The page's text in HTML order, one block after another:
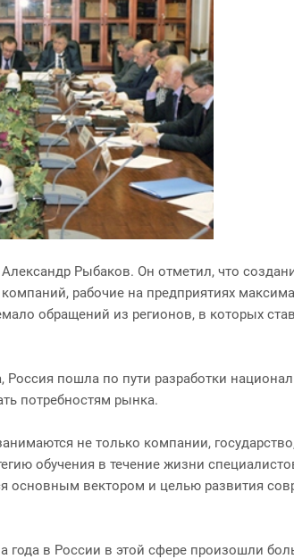
Рыбаков. Он отметил, что
рабочие на предприятиях
обращений из регионов, в которых
пошла по пути разработки
потребностям рынка.
не только компании,
обучения в течение жизни
основным вектором и целью развития
года в России в этой сфере произошли